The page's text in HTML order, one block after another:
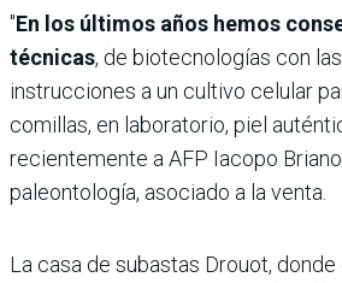
"En los últimos años hemos
técnicas, de biotecnologías con
instrucciones a un cultivo celular
comillas, en laboratorio, piel
recientemente a AFP Iacopo
paleontología, asociado a la venta.
La casa de subastas Drouot,